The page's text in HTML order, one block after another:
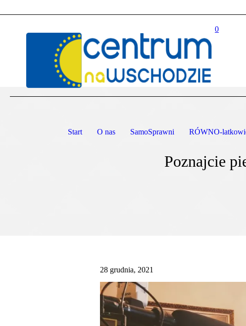
0
Start O nas SamoSprawni RÓWNO-
Poznajcie
28 grudnia, 2021